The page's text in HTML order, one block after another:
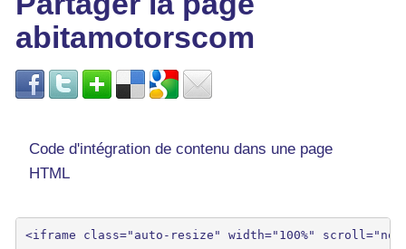
abitamotorscom
Code d'intégration de contenu dans une page
HTML